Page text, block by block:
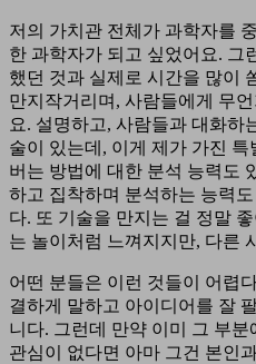
저의 가치관 전체가 과학자를
한 과학자가 되고 싶었어요. 그
했던 것과 실제로 시간을 많이
만지작거리며, 사람들에게 무
요. 설명하고, 사람들과 대화하
술이 있는데, 이게 제가 가진
버는 방법에 대한 분석 능력도
하고 집착하며 분석하는 능력
다. 또 기술을 만지는 걸 정말
는 놀이처럼 느껴지지만, 다른
어떤 분들은 이런 것들이 어렵
결하게 말하고 아이디어를 잘
니다. 그런데 만약 이미 그 부
관심이 없다면 아마 그건 본인